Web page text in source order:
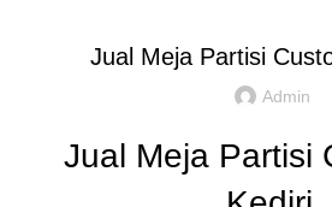
Jual Meja Partisi
Admin
Jual Meja Partisi